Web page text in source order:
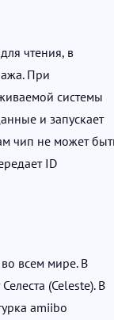
чтения, в
При
системы
и запускает
чип не может
ID
всем мире. В
(Celeste). В
amiibo